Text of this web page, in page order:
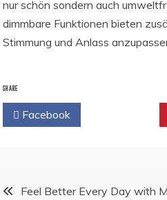
nur schön sondern auch
dimmbare Funktionen bieten
Stimmung und Anlass
SHARE
Facebook
PostFeel Better Every Day with